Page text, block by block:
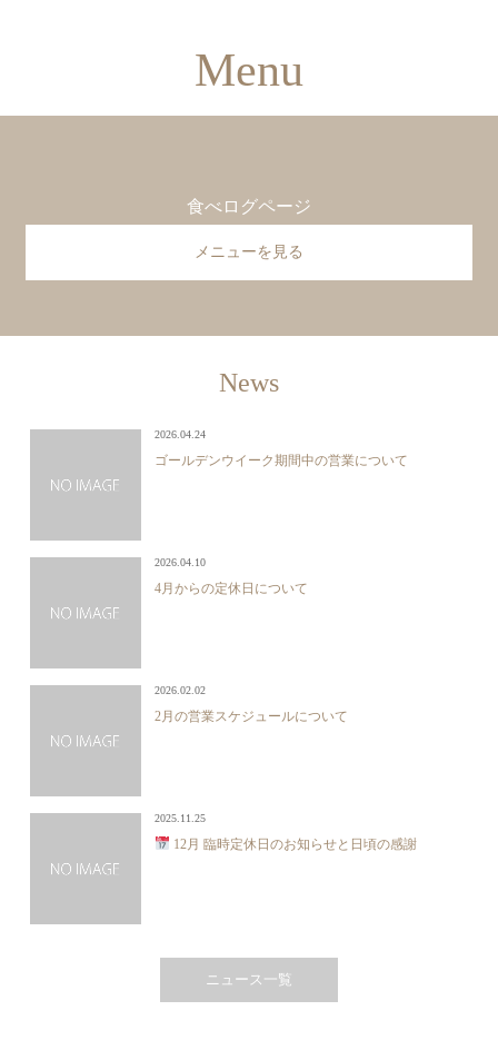
Menu
食べログページ
メニューを見る
News
2026.04.24
ゴールデンウイーク期間中の営業について
2026.04.10
4月からの定休日について
2026.02.02
2月の営業スケジュールについて
2025.11.25
12月 臨時定休日のお知らせと日頃の感謝
ニュース一覧